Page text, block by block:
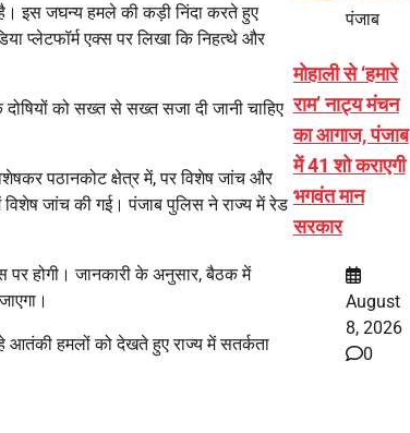
इस जघन्य हमले की कड़ी निंदा करते हुए
प्लेटफॉर्म एक्स पर लिखा कि निहत्थे और
को सख्त से सख्त सजा दी जानी चाहिए
पठानकोट क्षेत्र में, पर विशेष जांच और
विशेष जांच की गई। पंजाब पुलिस ने राज्य में रेड
होगी। जानकारी के अनुसार, बैठक में
हमलों को देखते हुए राज्य में सतर्कता
पंजाब
मोहाली से ‘हमारे
राम’ नाट्य मंचन
का आगाज, पंजाब
में 41 शो कराएगी
भगवंत मान
सरकार
August
8, 2026
0